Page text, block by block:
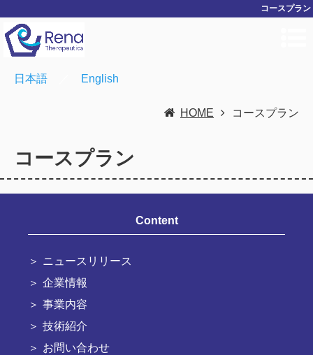
コースプラン
日本語 English
HOME コースプラン
コースプラン
Content
ニュースリリース
企業情報
事業内容
技術紹介
お問い合わせ